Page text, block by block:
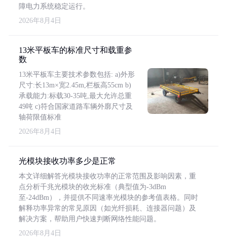
障电力系统稳定运行。
2026年8月4日
13米平板车的标准尺寸和载重参
数
13米平板车主要技术参数包括: a)外形
尺寸:长13m×宽2.45m,栏板高55cm b)
承载能力:标载30-35吨,最大允许总重
49吨 c)符合国家道路车辆外廓尺寸及
轴荷限值标准
2026年8月4日
光模块接收功率多少是正常
本文详细解答光模块接收功率的正常范围及影响因素，重
点分析千兆光模块的收光标准（典型值为-3dBm
至-24dBm），并提供不同速率光模块的参考值表格。同时
解释功率异常的常见原因（如光纤损耗、连接器问题）及
解决方案，帮助用户快速判断网络性能问题。
2026年8月4日